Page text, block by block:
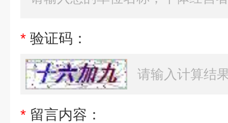
* 验证码：
* 留言内容：